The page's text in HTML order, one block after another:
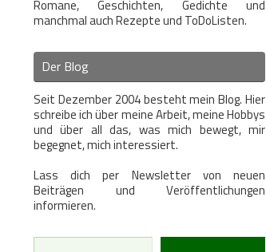
Romane, Geschichten, Gedichte und
manchmal auch Rezepte und ToDoListen.
Der Blog
Seit Dezember 2004 besteht mein Blog. Hier
schreibe ich über meine Arbeit, meine Hobbys
und über all das, was mich bewegt, mir
begegnet, mich interessiert.
Lass dich per Newsletter von neuen
Beiträgen und Veröffentlichungen
informieren.
Type your email…